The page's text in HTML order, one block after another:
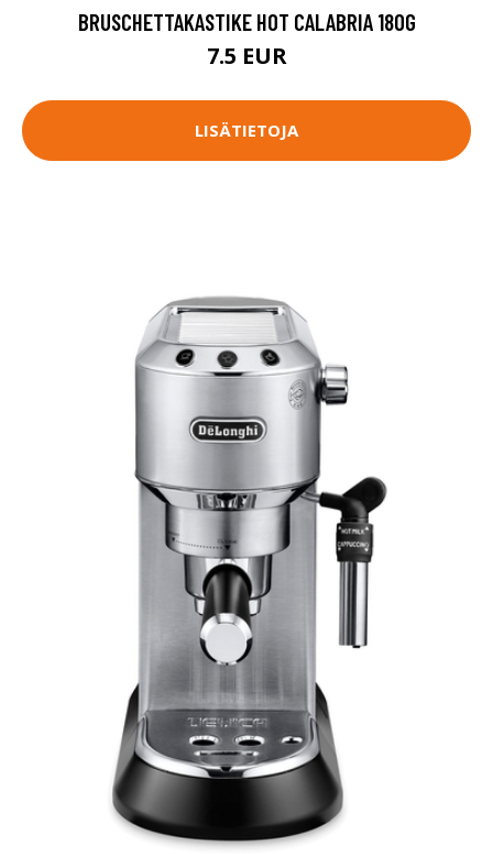
BRUSCHETTAKASTIKE HOT CALABRIA 180G
7.5 EUR
LISÄTIETOJA